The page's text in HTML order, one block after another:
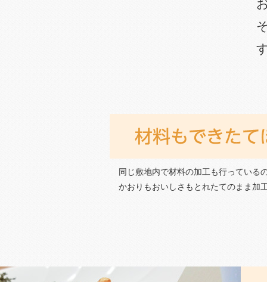
同じ敷地内で材料の加工も行っている
かおりもおいしさもとれたてのまま加